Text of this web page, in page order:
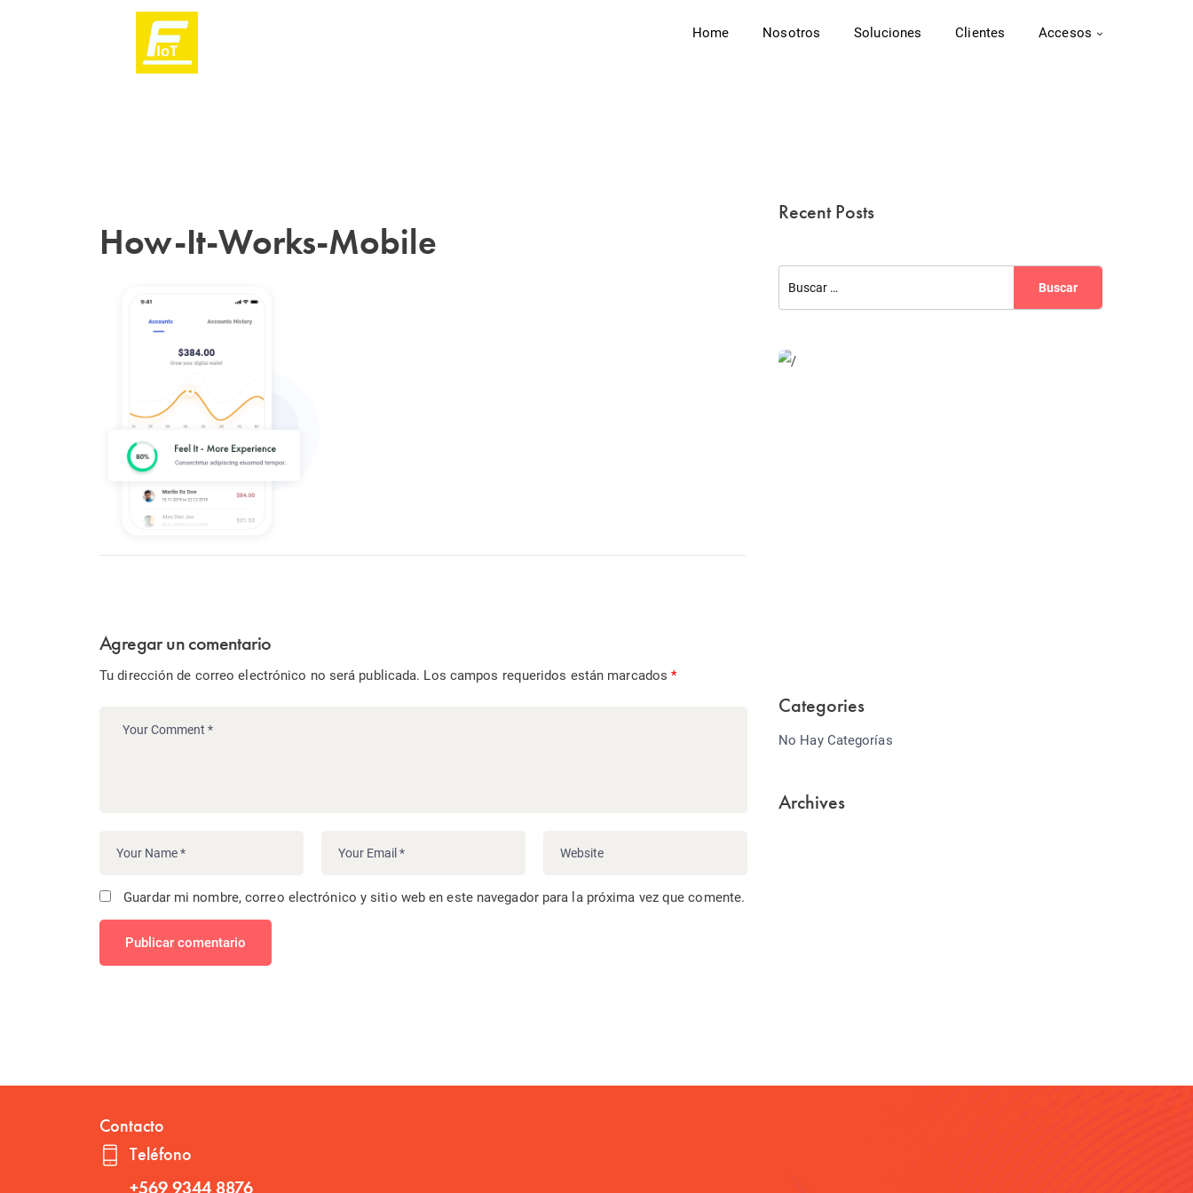
Home Nosotros Soluciones Clientes Accesos
How-It-Works-Mobile
Agregar un comentario
Tu dirección de correo electrónico no será publicada. Los campos requeridos están marcados*
Guardar mi nombre, correo electrónico y sitio web en este navegador para la próxima vez que comente.
Publicar comentario
Recent Posts
Categories
No Hay Categorías
Archives
Contacto
Teléfono
+569 9344 8876